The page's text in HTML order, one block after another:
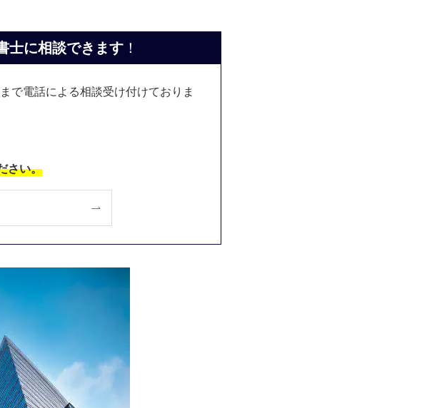
士に相談できます！
で電話による相談受け付けておりま
さい。